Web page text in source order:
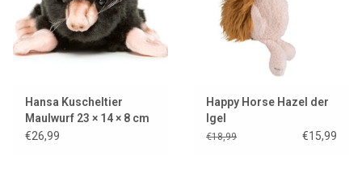
Hansa Kuscheltier
Maulwurf 23 × 14 × 8 cm
€26,99
Happy Horse Hazel der
Igel
€18,99 €15,99